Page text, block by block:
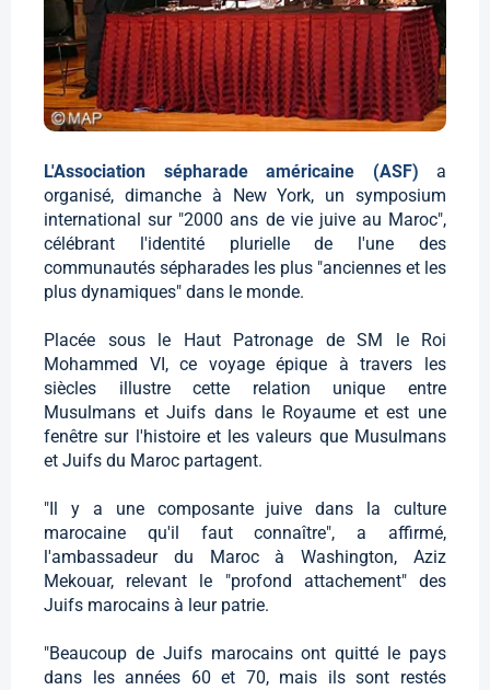
L'Association sépharade américaine (ASF) a
organisé, dimanche à New York, un symposium
international sur "2000 ans de vie juive au Maroc",
célébrant l'identité plurielle de l'une des
communautés sépharades les plus "anciennes et les
plus dynamiques" dans le monde.
Placée sous le Haut Patronage de SM le Roi
Mohammed VI, ce voyage épique à travers les
siècles illustre cette relation unique entre
Musulmans et Juifs dans le Royaume et est une
fenêtre sur l'histoire et les valeurs que Musulmans
et Juifs du Maroc partagent.
"Il y a une composante juive dans la culture
marocaine qu'il faut connaître", a affirmé,
l'ambassadeur du Maroc à Washington, Aziz
Mekouar, relevant le "profond attachement" des
Juifs marocains à leur patrie.
"Beaucoup de Juifs marocains ont quitté le pays
dans les années 60 et 70, mais ils sont restés